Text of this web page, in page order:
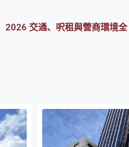
2026 交通、呎租與營商環境全